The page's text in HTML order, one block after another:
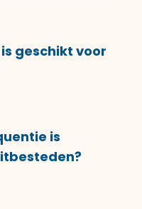
geschikt voor
is